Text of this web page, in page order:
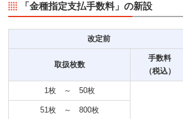
「金種指定支払手数料」の新設
改定前
取扱枚数
手数料
（税込）
1枚 ～ 50枚
51枚 ～ 800枚